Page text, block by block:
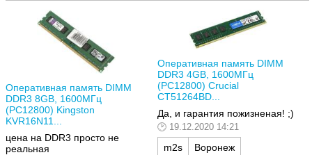
Оперативная память DIMM
DDR3 8GB, 1600МГц
(PC12800) Kingston
KVR16N11...
цена на DDR3 просто не
реальная
Оперативная память DIMM
DDR3 4GB, 1600МГц
(PC12800) Crucial
CT51264BD...
Да, и гарантия пожизненая! ;)
19.12.2020 14:21
m2s Воронеж